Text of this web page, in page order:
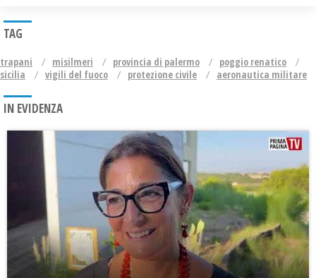
TAG
trapani misilmeri provincia di palermo
poggio renatico
sicilia
vigili del fuoco protezione civile aeronautica militare
IN EVIDENZA